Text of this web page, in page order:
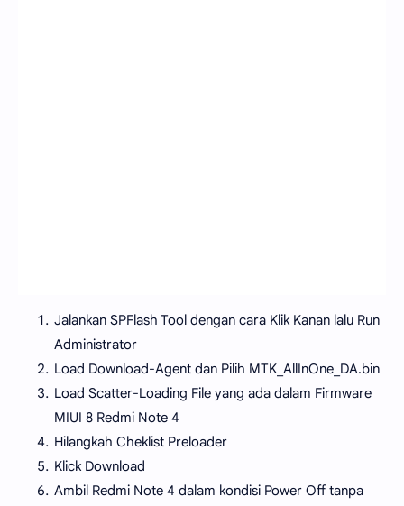
Jalankan SPFlash Tool dengan cara Klik Kanan lalu Run
Administrator
Load Download-Agent dan Pilih MTK_AllInOne_DA.bin
Load Scatter-Loading File yang ada dalam Firmware
MIUI 8 Redmi Note 4
Hilangkah Cheklist Preloader
Klick Download
Ambil Redmi Note 4 dalam kondisi Power Off tanpa